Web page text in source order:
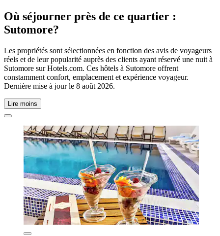
Où séjourner près de ce quartier :
Sutomore?
Les propriétés sont sélectionnées en fonction des avis de voyageurs
réels et de leur popularité auprès des clients ayant réservé une nuit à
Sutomore sur Hotels.com. Ces hôtels à Sutomore offrent
constamment confort, emplacement et expérience voyageur.
Dernière mise à jour le 8 août 2026.
Lire moins